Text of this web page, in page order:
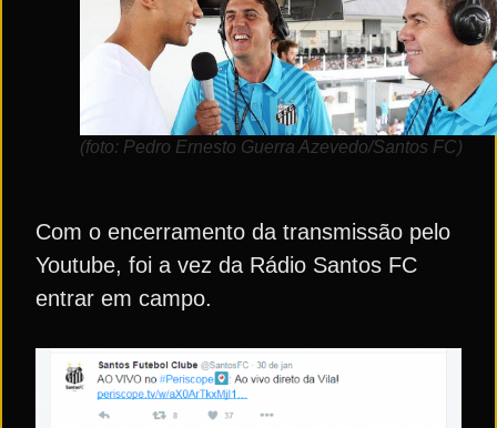
(foto: Pedro Ernesto Guerra Azevedo/Santos FC)
Com o encerramento da transmissão pelo
Youtube, foi a vez da Rádio Santos FC
entrar em campo.